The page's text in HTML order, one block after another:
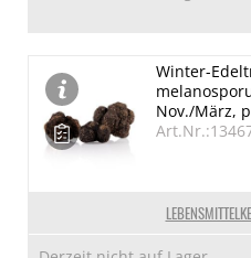
Winter-
Nov./März,